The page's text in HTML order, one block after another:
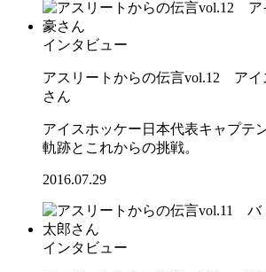
インタビュー
アスリートからの伝言vol.12 アイ
さん
アイスホッケー日本代表キャプテ
軌跡とこれからの挑戦。
2016.07.29
インタビュー